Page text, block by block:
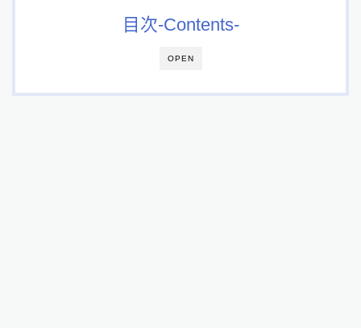
OPEN
目次-Contents-